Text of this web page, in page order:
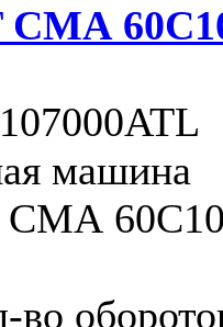
СМА
машина
во